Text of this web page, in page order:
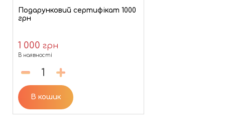
Подарунковий сертифікат 1000
грн
1 000 грн
В наявності
В кошик